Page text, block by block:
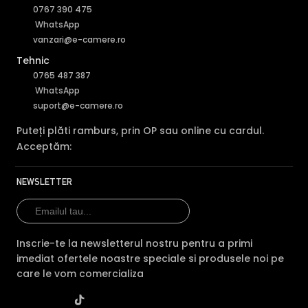
0767 390 475
WhatsApp
vanzari@e-camere.ro
Tehnic
0765 487 387
WhatsApp
suport@e-camere.ro
Puteți plăti ramburs, prin OP sau online cu cardul.
Acceptăm:
NEWSLETTER
Inscrie-te la newsletterul nostru pentru a primi
imediat ofertele noastre speciale si produsele noi pe
care le vom comercializa